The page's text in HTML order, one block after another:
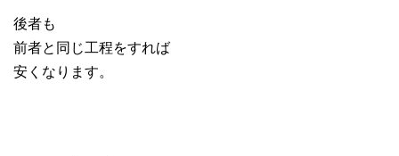
後者も
前者と同じ工程をすれば
安くなります。